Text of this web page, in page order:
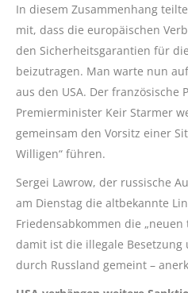
In diesem Zusammenhang
mit, dass die europäischen
den Sicherheitsgarantien für
beizutragen. Man warte nun
aus den USA. Der
Premierminister Keir Starmer
gemeinsam den Vorsitz einer
Willigen“ führen.
Sergei Lawrow, der russische
am Dienstag die altbekannte
Friedensabkommen die
damit ist die illegale
durch Russland gemeint –